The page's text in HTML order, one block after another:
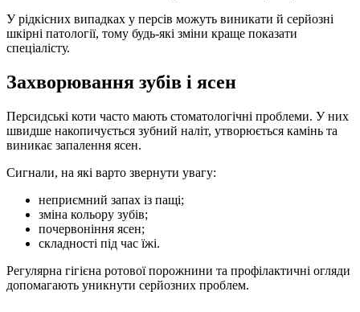
У рідкісних випадках у персів можуть виникати й серйозні
шкірні патології, тому будь-які зміни краще показати
спеціалісту.
Захворювання зубів і ясен
Персидські коти часто мають стоматологічні проблеми. У них
швидше накопичується зубний наліт, утворюється камінь та
виникає запалення ясен.
Сигнали, на які варто звернути увагу:
неприємний запах із пащі;
зміна кольору зубів;
почервоніння ясен;
складності під час їжі.
Регулярна гігієна ротової порожнини та профілактичні огляди
допомагають уникнути серйозних проблем.